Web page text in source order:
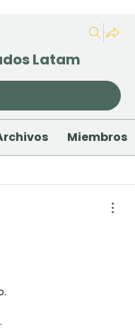
Latam
Miembros